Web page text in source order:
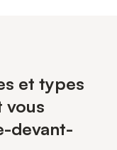
et types
vous
devant-